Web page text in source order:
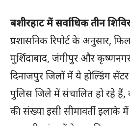
बशीरहाट में सर्वाधिक तीन
प्रशासनिक रिपोर्ट के अनुसार,
मुर्शिदाबाद, जंगीपुर और
दिनाजपुर जिलों में ये होल्डिंग
पुलिस जिले में संचालित हो रहे हैं,
की संख्या इसी सीमावर्ती इलाके